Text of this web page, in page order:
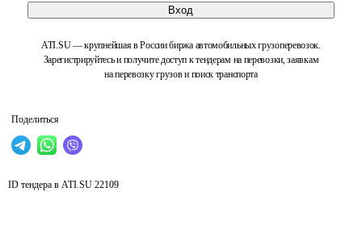
Вход
ATI.SU — крупнейшая в России биржа автомобильных грузоперевозок.
Зарегистрируйтесь и получите доступ к тендерам на перевозки, заявкам
на перевозку грузов и поиск транспорта
Поделиться
ID тендера в ATI.SU 22109